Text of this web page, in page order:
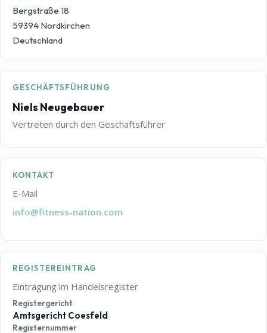
Bergstraße 18
59394 Nordkirchen
Deutschland
GESCHÄFTSFÜHRUNG
Niels Neugebauer
Vertreten durch den Geschäftsführer
KONTAKT
E-Mail
info@fitness-nation.com
REGISTEREINTRAG
Eintragung im Handelsregister
Registergericht
Amtsgericht Coesfeld
Registernummer